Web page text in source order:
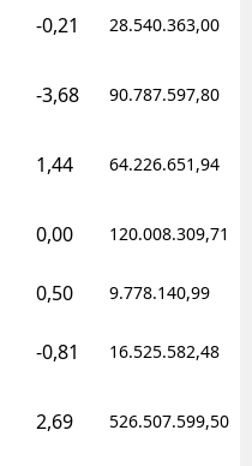
-0,21 28.540.363,00
-3,68 90.787.597,80
1,44 64.226.651,94
0,00 120.008.309,71
0,50 9.778.140,99
-0,81 16.525.582,48
2,69 526.507.599,50